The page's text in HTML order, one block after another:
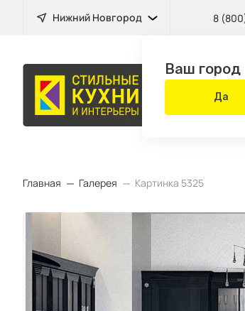
Ваш
Да
Нижний Новгород 8
Главная Галерея Картинка 5325